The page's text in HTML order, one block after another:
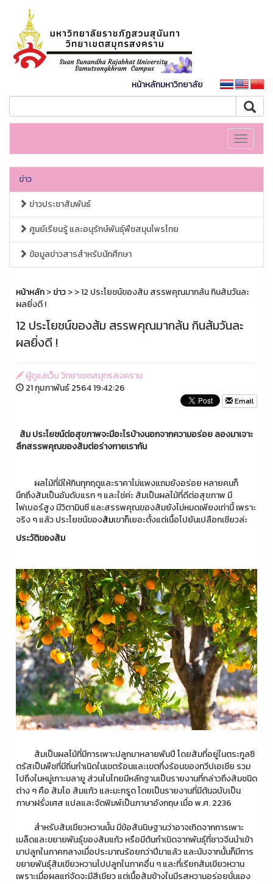
หน้าหลักมหาวิทยาลัย
Toggle
ข่าว
ข่าวประชาสัมพันธ์
ศูนย์เรียนรู้ และอนุรักษ์พันธุ์พืชสมุนไพรไทย
ข้อมูลข่าวสารสำหรับนักศึกษา
หน้าหลัก>ข่าว>> 12 ประโยชน์ของส้ม สรรพคุณมากล้น กินส้มวันละ
ผลยิ่งดี !
12 ประโยชน์ของส้ม สรรพคุณมากล้น กินส้มวันละ
ผลยิ่งดี !
ผู้ดูแลเว็บ วิทยาเขตสมุทรสงคราม
21 กุมภาพันธ์ 2564 19:42:26
Email
ส้ม ประโยชน์ต่อสุขภาพจะมีอะไรบ้างนอกจากความอร่อย ลองมาเจาะ
ลึกสรรพคุณของส้มต่อร่างกายเรากัน
ผลไม้ที่มีให้กินทุกฤดูและราคาไม่แพงแถมยังอร่อย หลายคนก็
นึกถึงส้มเป็นอันดับแรก ๆ และใช่ค่ะ ส้มเป็นผลไม้ที่ดีต่อสุขภาพ มี
ไฟเบอร์สูง มีวิตามินซี และสรรพคุณของส้มยังไม่หมดเพียงเท่านี้ เพราะ
จริง ๆ แล้ว ประโยชน์ของส้มเขาก็เยอะตั้งแต่เนื้อไปยันเปลือกเชียวล่ะ
ประวัติของส้ม
ส้มเป็นผลไม้ที่มีการเพาะปลูกมาหลายพันปี โดยส้มที่อยู่ในตระกูลซิ
ตรัสเป็นพืชที่มีถิ่นกำเนิดในเขตร้อนและเขตกึ่งร้อนของทวีปเอเชีย รวม
ไปถึงในหมู่เกาะมลายู ส่วนในไทยมีหลักฐานเป็นรายงานที่กล่าวถึงส้มชนิด
ต่าง ๆ คือ ส้มโอ ส้มแก้ว และมะกรูด โดยเป็นรายงานที่มีต้นฉบับเป็น
ภาษาฝรั่งเศส แปลและจัดพิมพ์เป็นภาษาอังกฤษ เมื่อ พ.ศ. 2236
สำหรับส้มเขียวหวานนั้น มีข้อสันนิษฐานว่าอาจเกิดจากการเพาะ
เมล็ดและขยายพันธุ์ของส้มแก้ว หรือมีต้นกำเนิดจากพันธุ์ที่ชาวจีนนำเข้า
มาปลูกในภาคกลางเมื่อประมาณร้อยกว่าปีมาแล้ว และนับจากนั้นก็มีการ
ขยายพันธุ์ส้มเขียวหวานไปปลูกในภาคอื่น ๆ และที่เรียกส้มเขียวหวาน
เพราะเมื่อผลแก่จัดจะมีสีเขียว แต่เนื้อส้มข้างในมีรสหวานอร่อยนั่นเอง